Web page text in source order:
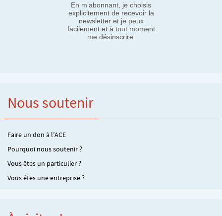
En m’abonnant, je choisis
explicitement de recevoir la
newsletter et je peux
facilement et à tout moment
me désinscrire.
Nous soutenir
Faire un don à l’ACE
Pourquoi nous soutenir ?
Vous êtes un particulier ?
Vous êtes une entreprise ?